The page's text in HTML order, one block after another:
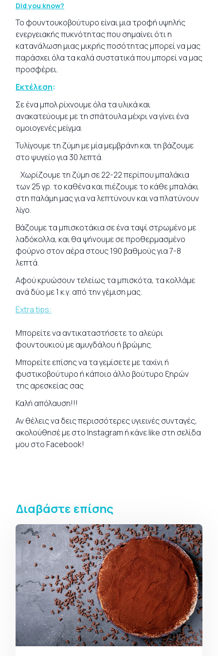
Did you know?
Το φουντουκοβούτυρο είναι μια τροφή υψηλής
ενεργειακής πυκνότητας που σημαίνει ότι η
κατανάλωση μιας μικρής ποσότητας μπορεί να μας
παράσχει όλα τα καλά συστατικά που μπορεί να μας
προσφέρει.
Εκτέλεση:
Σε ένα μπολ ρίχνουμε όλα τα υλικά και
ανακατεύουμε με τη σπάτουλα μέχρι να γίνει ένα
ομοιογενές μείγμα.
Τυλίγουμε τη ζύμη με μία μεμβράνη και τη βάζουμε
στο ψυγείο για 30 λεπτά.
Χωρίζουμε τη ζύμη σε 22-22 περίπου μπαλάκια
των 25 γρ. το καθένα και πιέζουμε το κάθε μπαλάκι
στη παλάμη μας για να λεπτύνουν και να πλατύνουν
λίγο.
Βάζουμε τα μπισκοτάκια σε ένα ταψί στρωμένο με
λαδόκολλα, και θα ψήνουμε σε προθερμασμένο
φούρνο στον αέρα στους 190 βαθμούς για 7-8
λεπτά.
Αφού κρυώσουν τελείως τα μπισκότα, τα κολλάμε
ανά δύο με 1 κ.γ. από την γέμιση μας.
Extra tips:
Μπορείτε να αντικαταστήσετε το αλεύρι
φουντουκιού με αμυγδάλου ή βρώμης.
Μπορείτε επίσης να τα γεμίσετε με ταχίνι ή
φυστικοβούτυρο ή κάποιο άλλο βούτυρο ξηρών
της αρεσκείας σας
Καλή απόλαυση!!!
Αν θέλεις να δεις περισσότερες υγιεινέςσυνταγές,
ακολούθησέ με στο Instagram ή κάνε like στη σελίδα
μου στο Facebook!
Διαβάστε επίσης